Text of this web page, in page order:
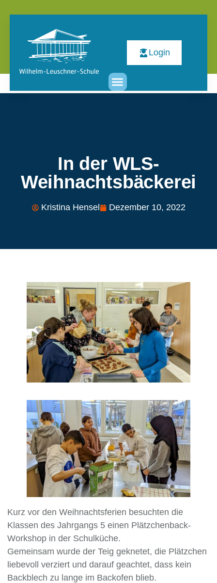
Login
In der WLS-
Weihnachtsbäckerei
Kristina Hensel Dezember 10, 2022
Kurz vor den Weihnachtsferien besuchten die
Klassen des Jahrgangs 5 einen Plätzchenback-
Workshop in der Schulküche.
Gemeinsam wurde der Teig geknetet, die Plätzchen
liebevoll verziert und darauf geachtet, dass kein
Backblech zu lange im Backofen blieb.